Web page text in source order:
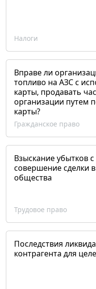
Налоги
Вправе ли
топливо на АЗС с
карты, продавать
организации путем
карты?
Гражданское право
Взыскание убытков
совершение сделки
общества
Трудовое право
Последствия
контрагента для